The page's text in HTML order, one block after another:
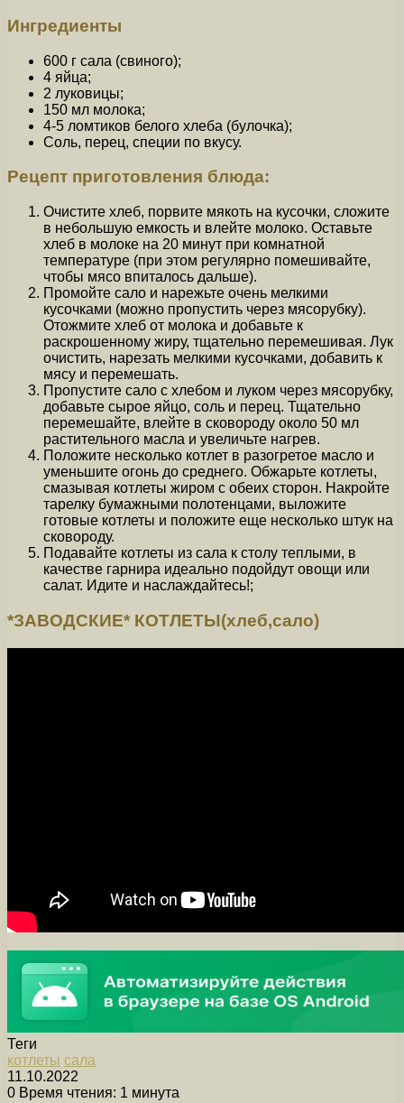
Ингредиенты
600 г сала (свиного);
4 яйца;
2 луковицы;
150 мл молока;
4-5 ломтиков белого хлеба (булочка);
Соль, перец, специи по вкусу.
Рецепт приготовления блюда:
Очистите хлеб, порвите мякоть на кусочки, сложите
в небольшую емкость и влейте молоко. Оставьте
хлеб в молоке на 20 минут при комнатной
температуре (при этом регулярно помешивайте,
чтобы мясо впиталось дальше).
Промойте сало и нарежьте очень мелкими
кусочками (можно пропустить через мясорубку).
Отожмите хлеб от молока и добавьте к
раскрошенному жиру, тщательно перемешивая. Лук
очистить, нарезать мелкими кусочками, добавить к
мясу и перемешать.
Пропустите сало с хлебом и луком через мясорубку,
добавьте сырое яйцо, соль и перец. Тщательно
перемешайте, влейте в сковороду около 50 мл
растительного масла и увеличьте нагрев.
Положите несколько котлет в разогретое масло и
уменьшите огонь до среднего. Обжарьте котлеты,
смазывая котлеты жиром с обеих сторон. Накройте
тарелку бумажными полотенцами, выложите
готовые котлеты и положите еще несколько штук на
сковороду.
Подавайте котлеты из сала к столу теплыми, в
качестве гарнира идеально подойдут овощи или
салат. Идите и наслаждайтесь!;
*ЗАВОДСКИЕ* КОТЛЕТЫ(хлеб,сало)
Теги
котлеты сала
11.10.2022
0 Время чтения: 1 минута